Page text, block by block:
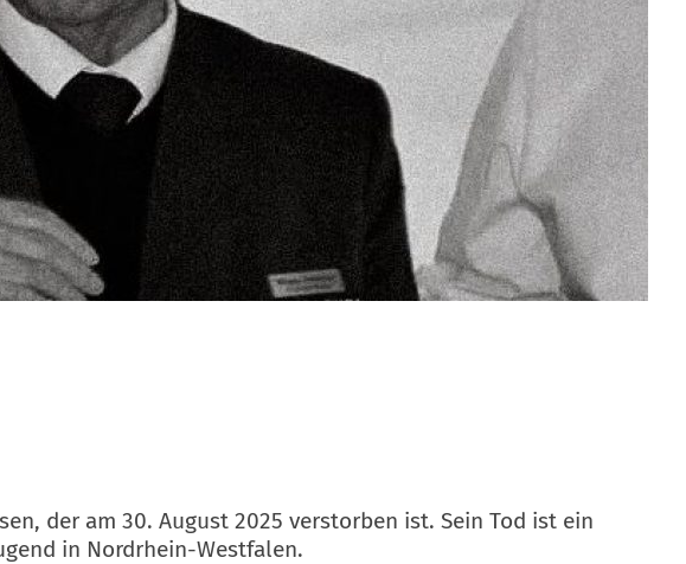
der am 30. August 2025 verstorben ist. Sein Tod ist ein
in Nordrhein-Westfalen.